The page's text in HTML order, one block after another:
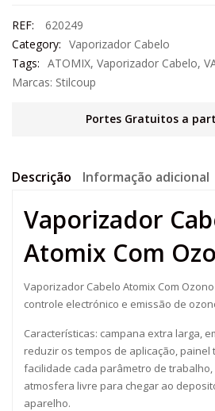
REF:
620249
Category: Vaporizador Cabelo
Tags: ATOMIX, Vaporizador Cabelo,
Marcas: Stilcoup
Portes Gratuitos a
Descrição Informação adicional
Vaporizador
Atomix Com
Vaporizador Cabelo Atomix Com
controle electrónico e emissão de
Características: campana extra larga,
reduzir os tempos de aplicação, painel
facilidade cada parâmetro de trabalho,
atmosfera livre para chegar ao
aparelho.